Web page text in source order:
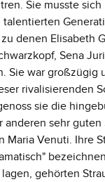
Sie musste
denen Elisabeth
Sena
Sie war großzügig
rivalisierenden
sie die
anderen sehr guten
Maria Venuti. Ihre
gehörten